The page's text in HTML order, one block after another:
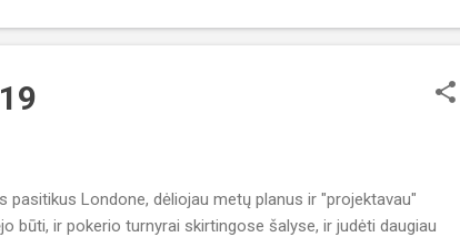
pasitikus Londone, dėliojau metų planus ir "projektavau"
būti, ir pokerio turnyrai skirtingose šalyse, ir judėti daugiau